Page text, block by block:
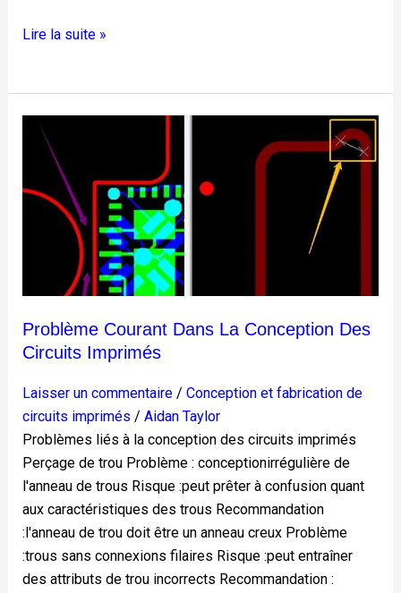
Lire la suite »
Problème Courant Dans La Conception Des
Circuits Imprimés
Laisser un commentaire / Conception et fabrication de
circuits imprimés / Aidan Taylor
Problèmes liés à la conception des circuits imprimés
Perçage de trou Problème : conceptionirrégulière de
l'anneau de trous Risque :peut prêter à confusion quant
aux caractéristiques des trous Recommandation
:l'anneau de trou doit être un anneau creux Problème
:trous sans connexions filaires Risque :peut entraîner
des attributs de trou incorrects Recommandation :
Problème
courant
la
conception
imprimés